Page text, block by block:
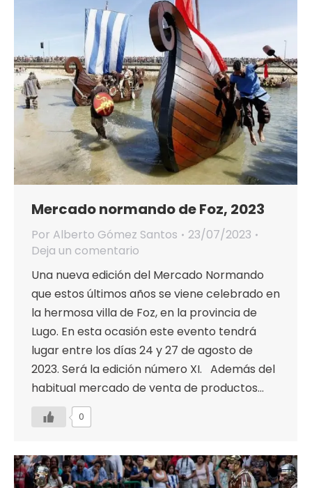
Mercado normando de Foz, 2023
Por Alberto Gómez Santos
23/07/2023
Deja un comentario
Una nueva edición del Mercado Normando
que estos últimos años se viene celebrado en
la hermosa villa de Foz, en la provincia de
Lugo. En esta ocasión este evento tendrá
lugar entre los días 24 y 27 de agosto de
2023. Será la edición número XI. Además del
habitual mercado de venta de productos…
0